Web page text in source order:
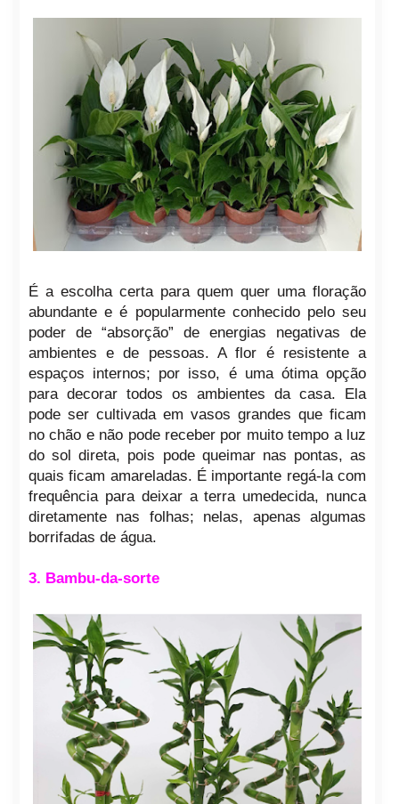
É a escolha certa para quem quer uma floração
abundante e é popularmente conhecido pelo seu
poder de “absorção” de energias negativas de
ambientes e de pessoas. A flor é resistente a
espaços internos; por isso, é uma ótima opção
para decorar todos os ambientes da casa. Ela
pode ser cultivada em vasos grandes que ficam
no chão e não pode receber por muito tempo a luz
do sol direta, pois pode queimar nas pontas, as
quais ficam amareladas. É importante regá-la com
frequência para deixar a terra umedecida, nunca
diretamente nas folhas; nelas, apenas algumas
borrifadas de água.
3. Bambu-da-sorte